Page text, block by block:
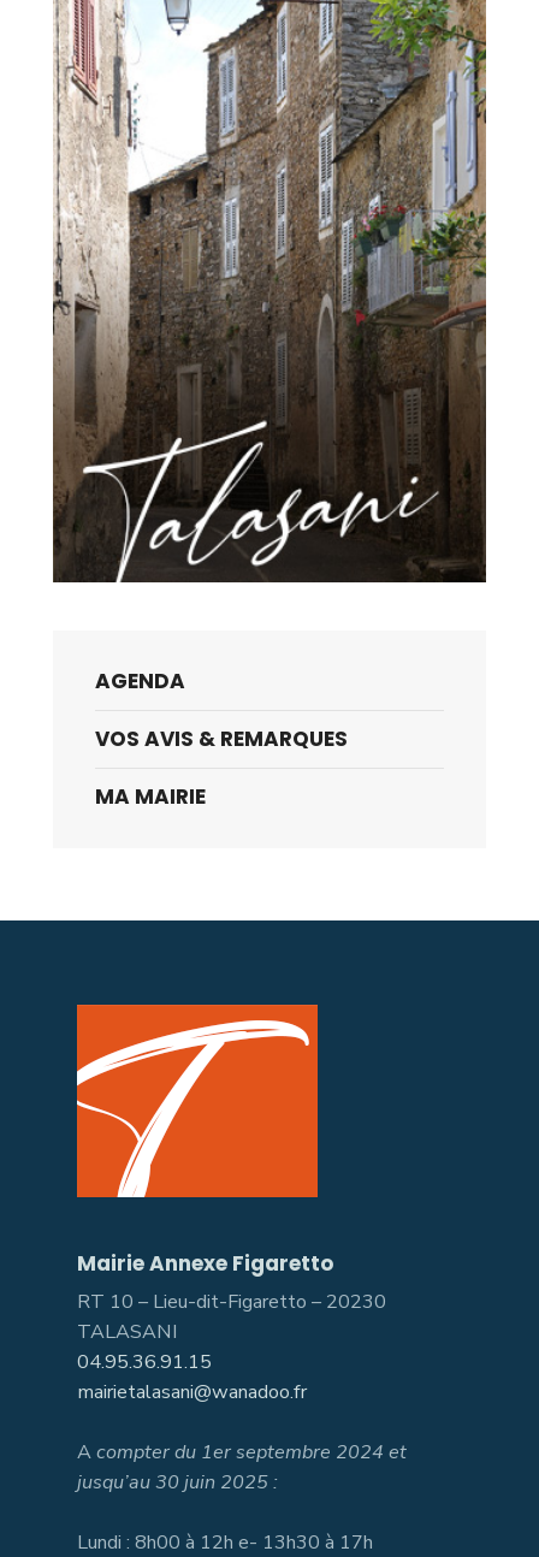
AGENDA
VOS AVIS & REMARQUES
MA MAIRIE
Mairie Annexe Figaretto
RT 10 – Lieu-dit-Figaretto – 20230
TALASANI
04.95.36.91.15
mairietalasani@wanadoo.fr
Acompter du 1er septembre 2024 et
jusqu’au 30 juin 2025 :
Lundi : 8h00 à 12h e- 13h30 à 17h